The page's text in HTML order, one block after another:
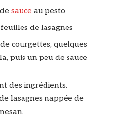
sauce au pesto
de lasagnes
courgettes, quelques
puis un peu de sauce
des ingrédients.
lasagnes nappée de